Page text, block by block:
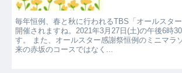
毎年恒例、春と秋に行われるTBS「オールスタ
開催されますね。2021年3月27日(土)の午後6時
す。 また、オールスター感謝祭恒例のミニマラ
来の赤坂のコースではなく...